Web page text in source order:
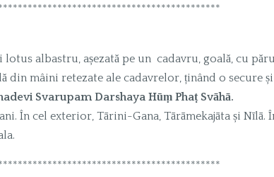
albastru, așezată pe un cadavru, goală, cu
din mâini retezate ale cadavrelor, ținând o secure
Svarupam Darshaya Hūṃ Phaṭ Svāhā.
În cel exterior, Tārini-Gana, Tārāmekajāta și